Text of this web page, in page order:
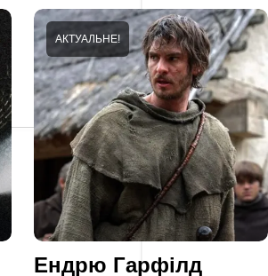
Ендрю Гарфілд
АКТУАЛЬНЕ!